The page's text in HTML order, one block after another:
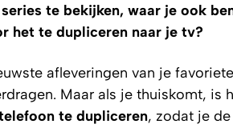
te bekijken, waar je ook
het te dupliceren naar je tv?
afleveringen van je favoriete
Maar als je thuiskomt, is
te dupliceren, zodat je de